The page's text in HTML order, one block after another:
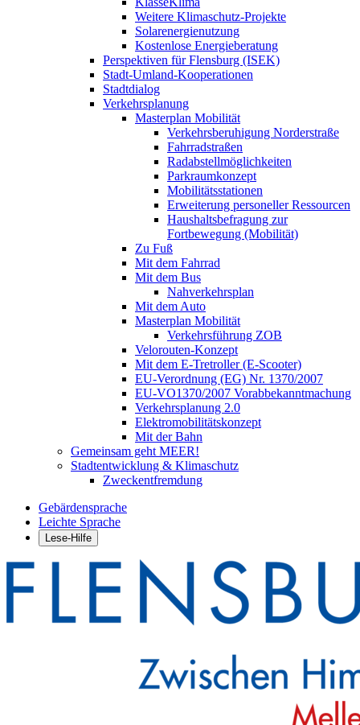
Weitere Klimaschutz-Projekte
Solarenergienutzung
Kostenlose Energieberatung
Perspektiven für Flensburg (ISEK)
Stadt-Umland-Kooperationen
Stadtdialog
Verkehrsplanung
Masterplan Mobilität
Verkehrsberuhigung Norderstraße
Fahrradstraßen
Radabstellmöglichkeiten
Parkraumkonzept
Mobilitätsstationen
Erweiterung personeller Ressourcen
Haushaltsbefragung zur
Fortbewegung (Mobilität)
Zu Fuß
Mit dem Fahrrad
Mit dem Bus
Nahverkehrsplan
Mit dem Auto
Masterplan Mobilität
Verkehrsführung ZOB
Velorouten-Konzept
Mit dem E-Tretroller (E-Scooter)
EU-Verordnung (EG) Nr. 1370/2007
EU-VO1370/2007 Vorabbekanntmachung
Verkehrsplanung 2.0
Elektromobilitätskonzept
Mit der Bahn
Gemeinsam geht MEER!
Stadtentwicklung & Klimaschutz
Zweckentfremdung
Gebärdensprache
Leichte Sprache
Lese-Hilfe